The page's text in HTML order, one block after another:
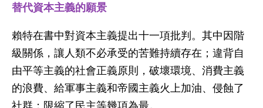
替代資本主義的願景
賴特在書中對資本主義提出十一項批判。其中因階
級關係，讓人類不必承受的苦難持續存在；違背自
由平等主義的社會正義原則，破壞環境、消費主義
的浪費、給軍事主義和帝國主義火上加油、侵蝕了